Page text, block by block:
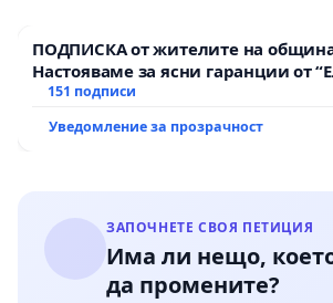
ПОДПИСКА от жителите на
Настояваме за ясни гаранции от
АД и от държавата, че ще се
151 подписи
Уведомление за прозрачност
ЗАПОЧНЕТЕ СВОЯ ПЕТИЦИЯ
Има ли нещо,
да промените?